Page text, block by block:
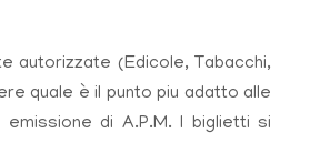
autorizzate (Edicole, Tabacchi,
quale è il punto piu adatto alle
di A.P.M. I biglietti si